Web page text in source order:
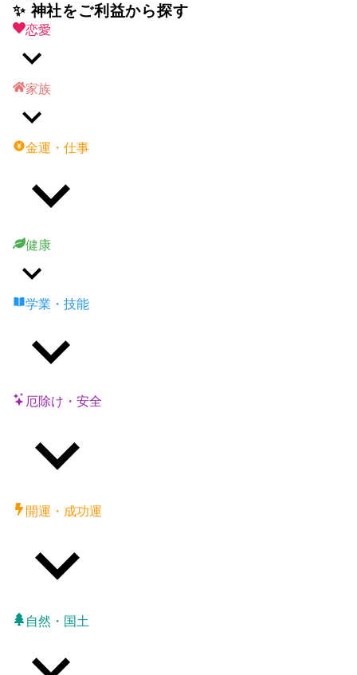
✨ 神社をご利益から探す
恋愛
家族
金運・仕事
健康
学業・技能
厄除け・安全
開運・成功運
自然・国土